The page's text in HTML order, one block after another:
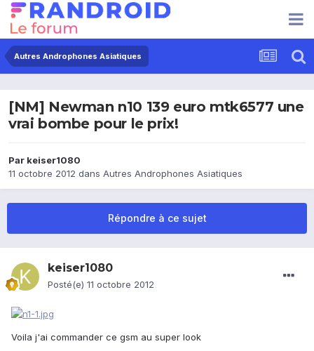
Autres Androphones Asiatiques
[NM] Newman n10 139 euro mtk6577 une
vrai bombe pour le prix!
Par keiser1080
11 octobre 2012 dans Autres Androphones Asiatiques
Répondre à ce sujet
keiser1080
Posté(e) 11 octobre 2012
Voila j'ai commander ce gsm au super look